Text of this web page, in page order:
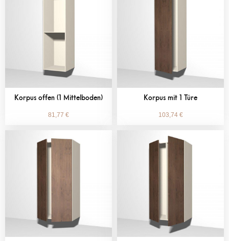
Korpus offen (1 Mittelboden)
81,77 €
Korpus mit 1 Türe
103,74 €